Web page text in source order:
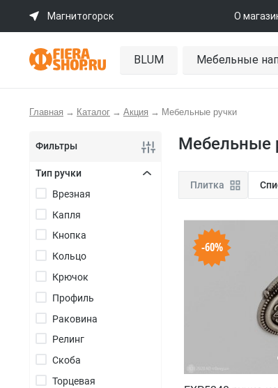
Магнитогорск О
BLUM Мебельные
Главная → Каталог → Акция → Мебельные ручки
Фильтры
Тип ручки
Врезная
Капля
Кнопка
Кольцо
Крючок
Профиль
Раковина
Релинг
Скоба
Торцевая
Мебельные
Плитка
-60%